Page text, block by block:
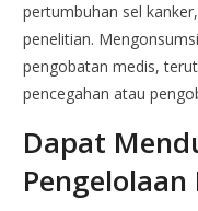
pertumbuhan sel
penelitian.
pengobatan medis,
pencegahan atau
Dapat